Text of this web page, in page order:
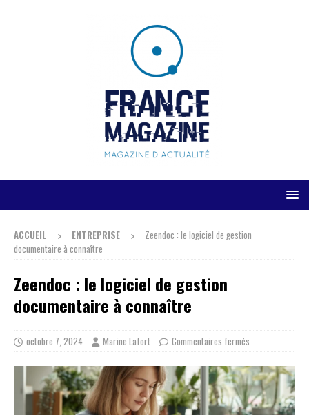
ACCUEIL ENTREPRISE
Zeendoc : le logiciel de gestion
documentaire à connaître
Zeendoc : le logiciel de gestion
documentaire à connaître
octobre 7, 2024 Marine Lafort Commentaires fermés